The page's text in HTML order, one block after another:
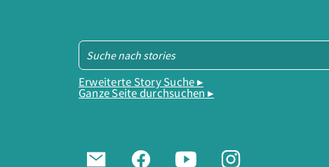
Erweiterte Story Suche ▸
Ganze Seite durchsuchen ▸